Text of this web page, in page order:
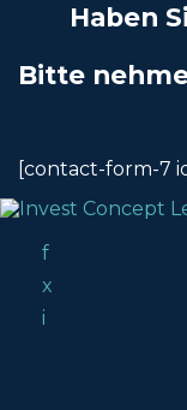
Haben
Bitte
[contact-form-7
f
x
i